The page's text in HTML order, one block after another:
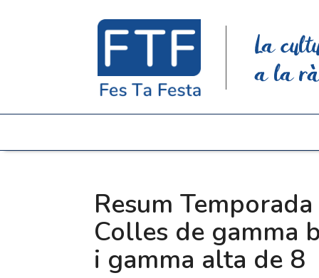
La
a la
Resum
Colles de gamma
i gamma alta de 8